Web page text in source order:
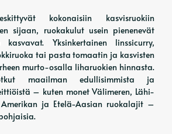
kokonaisiin kasvisruokiin
sijaan, ruokakulut usein pienenevät
Yksinkertainen linssicurry,
tai pasta tomaatin ja kasvisten
murto-osalla liharuokien hinnasta.
maailman edullisimmista ja
– kuten monet Välimeren, Lähi-
ja Etelä-Aasian ruokalajit –